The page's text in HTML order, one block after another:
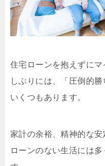
住宅ローンを抱えずに
しぶりには、「圧倒的
いくつもあります。
家計の余裕、精神的な
ローンのない生活には